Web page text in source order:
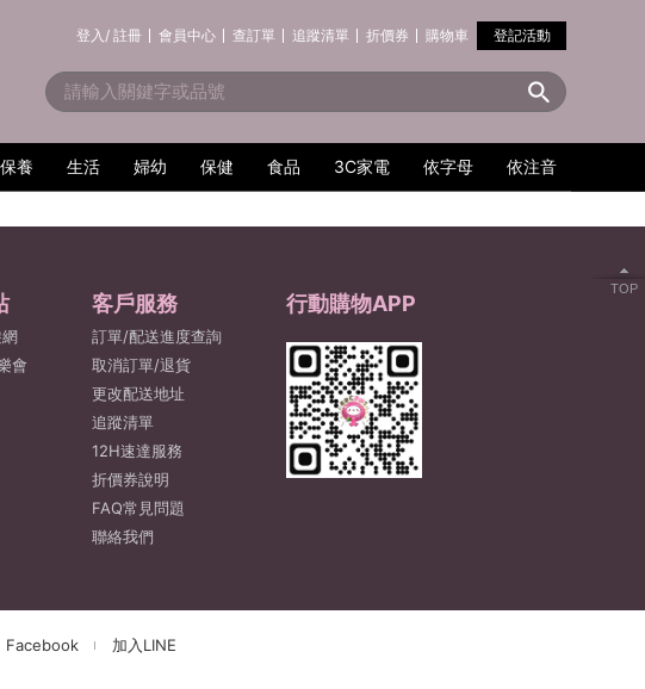
登記活動
登入/ 註冊 會員中心 查訂單 追蹤清單 折價券 購物車
養 生活 婦幼 保健 食品 3C家電 依字母 依注音
TOP
會
客戶服務
訂單/配送進度查詢
取消訂單/退貨
更改配送地址
追蹤清單
12H速達服務
折價券說明
FAQ常見問題
聯絡我們
行動購物APP
Facebook 加入LINE